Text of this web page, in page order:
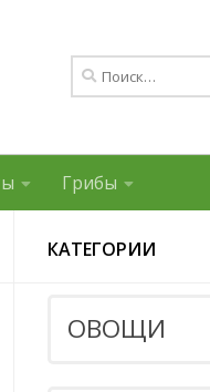
Найти:
Грибы
КАТЕГОРИИ
ОВОЩИ